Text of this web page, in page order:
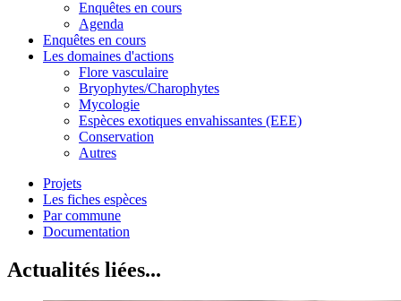
Enquêtes en cours
Agenda
Enquêtes en cours
Les domaines d'actions
Flore vasculaire
Bryophytes/Charophytes
Mycologie
Espèces exotiques envahissantes (EEE)
Conservation
Autres
Projets
Les fiches espèces
Par commune
Documentation
Actualités liées...